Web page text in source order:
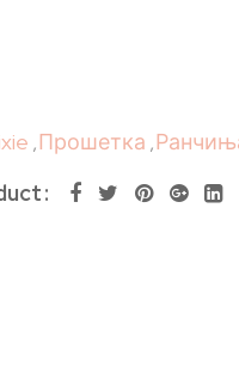
,Прошетка ,